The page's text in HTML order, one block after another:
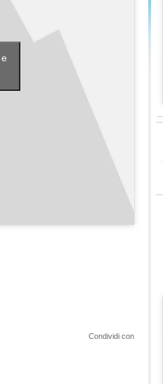
Condividi con